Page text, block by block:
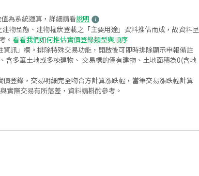
為系統運算，詳細請看說明
物型態、建物權狀登載之「主要用途」資料推估而成，故資料呈
。 看看我們如何推估實價登錄類型與順序
訊」欄。排除特殊交易功能，開啟後可即時排除顯示申報備註
多筆土地或多棟建物、 交易標的僅有建物、土地面積為0(含地
登錄，交易明細完全吻合方計算漲跌幅，當筆交易漲跌幅計算
實際交易有所落差，資料請斟酌參考。